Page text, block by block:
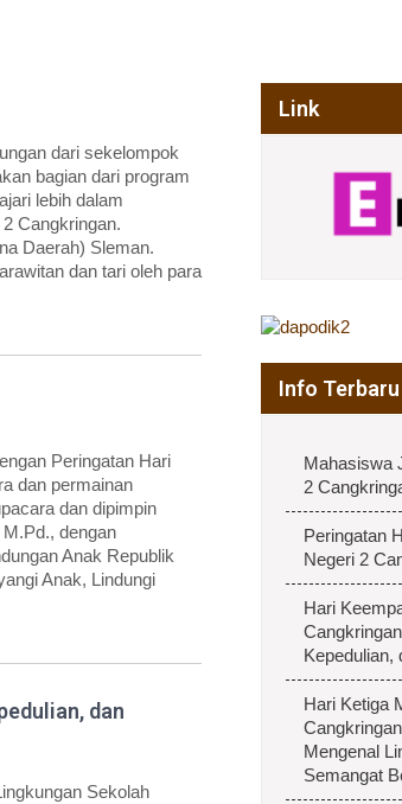
dari sekelompok
bagian dari program
lebih dalam
Cangkringan.
Daerah) Sleman.
dan tari oleh para
Peringatan Hari
dan permainan
dan dipimpin
dengan
Anak Republik
Anak, Lindungi
dan
Sekolah
Link
Info Terbaru
Mahasiswa
2
Peringatan
Negeri 2
Hari
Kepedulian,
Hari Ketiga
Mengenal
Semangat